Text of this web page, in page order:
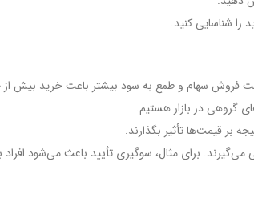
را شناسایی کنید.
فروش سهام و طمع به سود بیشتر باعث خرید بیش
گروهی در بازار هستیم.
بر قیمت‌ها تأثیر بگذارند.
برای مثال، سوگیری تأیید باعث می‌شود افراد